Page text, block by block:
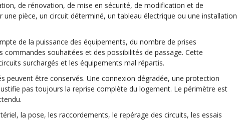
de rénovation, de mise en sécurité, de modification et de
une pièce, un circuit déterminé, un tableau électrique ou une installation
de la puissance des équipements, du nombre de prises
souhaitées et des possibilités de passage. Cette
surchargés et les équipements mal répartis.
peuvent être conservés. Une connexion dégradée, une protection
pas toujours la reprise complète du logement. Le périmètre est
la pose, les raccordements, le repérage des circuits, les essais